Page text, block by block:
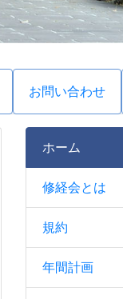
お問い合わせ
ホーム
修経会とは
規約
年間計画